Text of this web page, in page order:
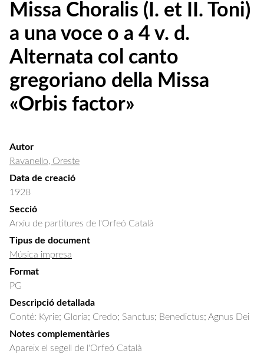
Missa Choralis (I. et II. Toni)
a una voce o a 4 v. d.
Alternata col canto
gregoriano della Missa
«Orbis factor»
Autor
Ravanello, Oreste
Data de creació
1928
Secció
Arxiu de partitures de l'Orfeó Català
Tipus de document
Música impresa
Format
PG
Descripció detallada
Conté: Kyrie; Gloria; Credo; Sanctus; Benedictus; Agnus Dei
Notes complementàries
Apareix el segell de l'Orfeó Català